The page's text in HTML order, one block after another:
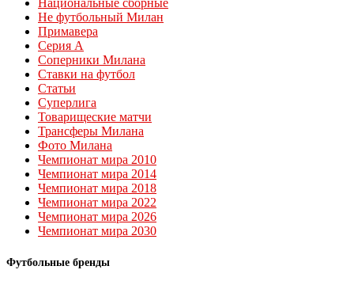
Национальные сборные
Не футбольный Милан
Примавера
Серия А
Соперники Милана
Ставки на футбол
Статьи
Суперлига
Товарищеские матчи
Трансферы Милана
Фото Милана
Чемпионат мира 2010
Чемпионат мира 2014
Чемпионат мира 2018
Чемпионат мира 2022
Чемпионат мира 2026
Чемпионат мира 2030
Футбольные бренды